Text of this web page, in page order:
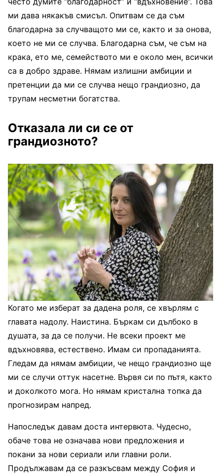
ми дава някакъв смисъл. Опитвам се да съм
благодарна за случващото ми се, както и за онова,
което не ми се случва. Благодарна съм, че съм на
крака, ето ме, семейството ми е около мен, всички
са в добро здраве. Нямам излишни амбиции и
претенции да ми се случва нещо грандиозно, да
трупам несметни богатства.
Отказала ли си се от
грандиозното?
Когато ме изберат за дадена роля, се хвърлям с
главата надолу. Наистина. Бъркам си дълбоко в
душата, за да се получи. Не всеки проект ме
вдъхновява, естествено. Имам си пропаданията.
Гледам да нямам амбиции, че нещо грандиозно ще
ми се случи оттук насетне. Вървя си по пътя, както
и доколкото мога. Но нямам кристална топка да
прогнозирам напред.
Напоследък давам доста интервюта. Чудесно,
обаче това не означава нови предложения и
покани за нови сериали или главни роли.
Продължавам да се разкъсвам между София и